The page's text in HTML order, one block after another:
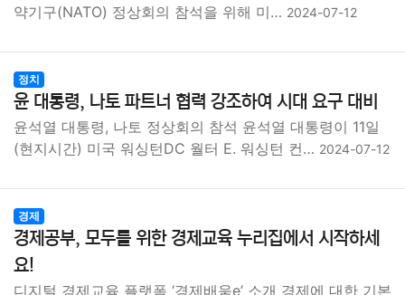
약기구(NATO) 정상회의 참석을 위해 미… 2024-07-12
정치
윤 대통령, 나토 파트너 협력 강조하여 시대 요구 대비
윤석열 대통령, 나토 정상회의 참석 윤석열 대통령이 11일
(현지시간) 미국 워싱턴DC 월터 E. 워싱턴 컨… 2024-07-12
경제
경제공부, 모두를 위한 경제교육 누리집에서 시작하세
요!
디지털 경제교육 플랫폼 ‘경제배움e’ 소개 경제에 대한 기본